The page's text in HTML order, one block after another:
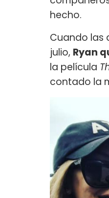
hecho.
Cuando las
julio, Ryan
la película
contado la